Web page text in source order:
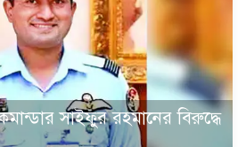
সাইফুর রহমানের বিরুদ্ধে